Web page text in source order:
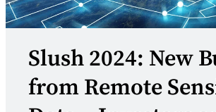
Slush 2024: New
from Remote